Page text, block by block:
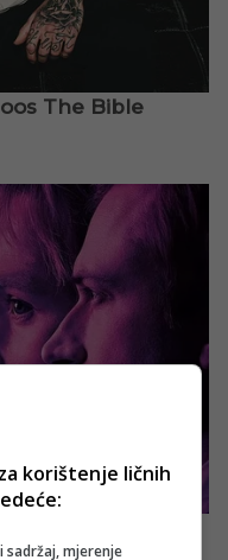
korištenje ličnih
sadržaj, mjerenje